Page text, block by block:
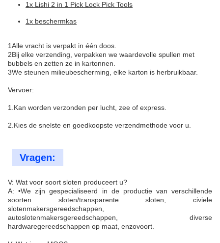
1x Lishi 2 in 1 Pick Lock Pick Tools
1x beschermkas
1Alle vracht is verpakt in één doos.
2Bij elke verzending, verpakken we waardevolle spullen met
bubbels en zetten ze in kartonnen.
3We steunen milieubescherming, elke karton is herbruikbaar.
Vervoer:
1.Kan worden verzonden per lucht, zee of express.
2.Kies de snelste en goedkoopste verzendmethode voor u.
Vragen:
V: Wat voor soort sloten produceert u?
A: •We zijn gespecialiseerd in de productie van verschillende
soorten sloten/transparente sloten, civiele
slotenmakersgereedschappen,
autoslotenmakersgereedschappen, diverse
hardwaregereedschappen op maat, enzovoort.